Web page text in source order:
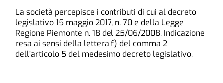
La società percepisce i contributi di cui al decreto
legislativo 15 maggio 2017, n. 70 e della Legge
Regione Piemonte n. 18 del 25/06/2008. Indicazione
resa ai sensi della lettera f) del comma 2
dell’articolo 5 del medesimo decreto legislativo.